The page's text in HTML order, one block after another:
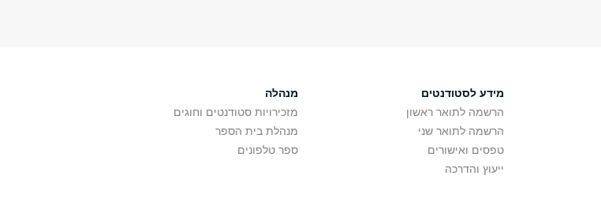
מידע לסטודנטים
הרשמה לתואר ראשון
הרשמה לתואר שני
טפסים ואישורים
ייעוץ והדרכה
מנהלה
מזכירויות סטודנטים וחוגים
מנהלת בית הספר
ספר טלפונים